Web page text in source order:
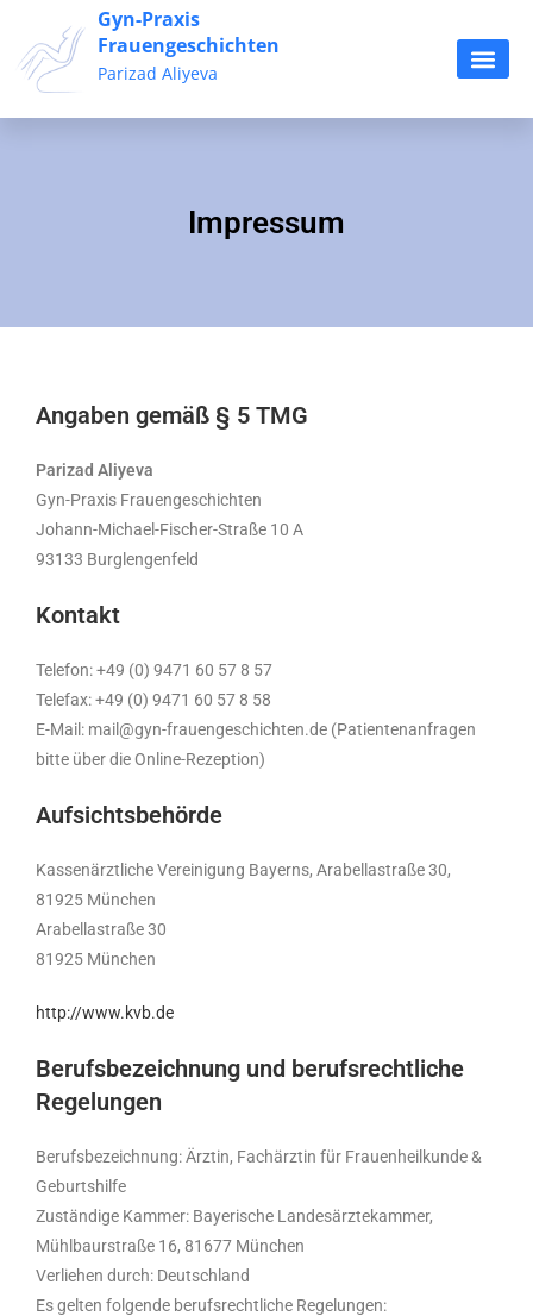
Gyn-Praxis
Frauengeschichten
Parizad Aliyeva
Impressum
Angaben gemäß § 5 TMG
Parizad Aliyeva
Gyn-Praxis Frauengeschichten
Johann-Michael-Fischer-Straße 10 A
93133 Burglengenfeld
Kontakt
Telefon: +49 (0) 9471 60 57 8 57
Telefax: +49 (0) 9471 60 57 8 58
E-Mail: mail@gyn-frauengeschichten.de (Patientenanfragen
bitte über die Online-Rezeption)
Aufsichtsbehörde
Kassenärztliche Vereinigung Bayerns, Arabellastraße 30,
81925 München
Arabellastraße 30
81925 München
http://www.kvb.de
Berufsbezeichnung und berufsrechtliche
Regelungen
Berufsbezeichnung: Ärztin, Fachärztin für Frauenheilkunde &
Geburtshilfe
Zuständige Kammer: Bayerische Landesärztekammer,
Mühlbaurstraße 16, 81677 München
Verliehen durch: Deutschland
Es gelten folgende berufsrechtliche Regelungen: